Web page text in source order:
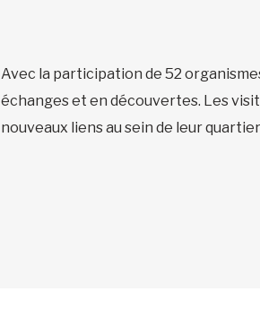
Avec la participation de 52
échanges et en découvertes. Les
nouveaux liens au sein de leur